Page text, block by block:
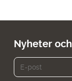
Nyheter